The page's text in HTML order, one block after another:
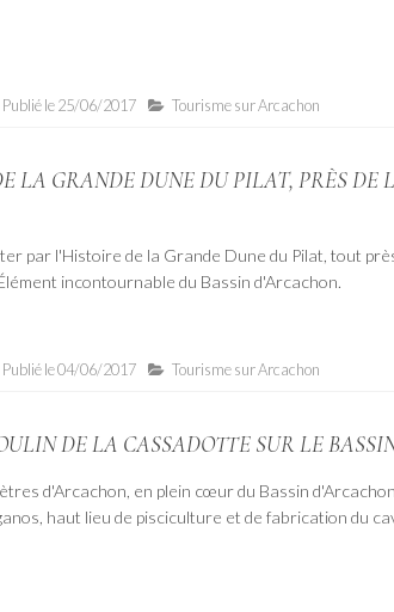
Publié le25/06/2017 Tourisme sur Arcachon
LA GRANDE DUNE DU PILAT, PRÈS DE
par l'Histoire de la Grande Dune du Pilat, tout
incontournable du Bassin d'Arcachon.
Publié le04/06/2017 Tourisme sur Arcachon
DE LA CASSADOTTE SUR LE
d'Arcachon, en plein cœur du Bassin
haut lieu de pisciculture et de fabrication du